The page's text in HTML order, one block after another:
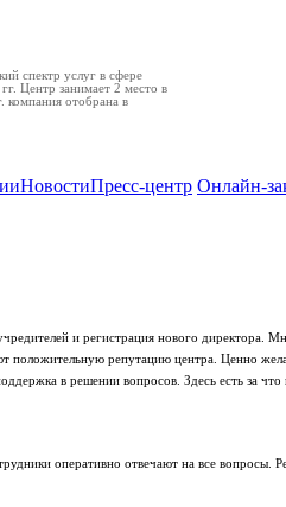
спектр услуг в сфере
Центр занимает 2 место в
компания отобрана в
НовостиПресс-центр Онлайн-
и регистрация нового директора.
положительную репутацию центра. Ценно
в решении вопросов. Здесь есть за что
оперативно отвечают на все вопросы.